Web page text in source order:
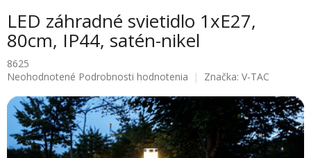
LED záhradné svietidlo 1xE27,
80cm, IP44, satén-nikel
8625
Priemerné
produktu
je
Neohodnotené Podrobnosti hodnotenia Značka: V-TAC